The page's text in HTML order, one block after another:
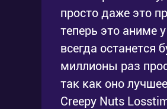
просто даже это
теперь это аниме
всегда останется
миллионы раз
так как оно
Creepy Nuts